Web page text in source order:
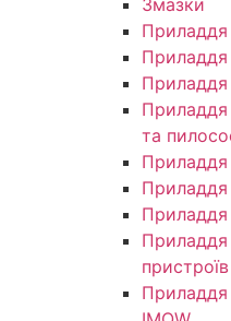
Змазки
Приладдя
Приладдя
та
Приладдя
Приладдя
Приладдя
Приладдя
пристроїв
Приладдя